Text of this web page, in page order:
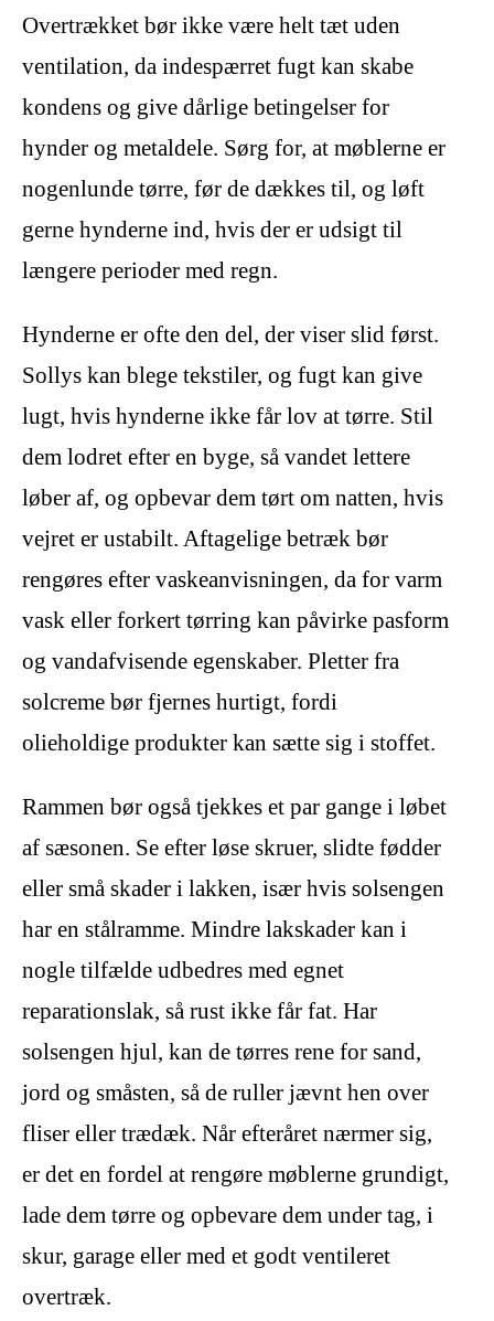
Overtrækket bør ikke være helt tæt uden
ventilation, da indespærret fugt kan skabe
kondens og give dårlige betingelser for
hynder og metaldele. Sørg for, at møblerne er
nogenlunde tørre, før de dækkes til, og løft
gerne hynderne ind, hvis der er udsigt til
længere perioder med regn.
Hynderne er ofte den del, der viser slid først.
Sollys kan blege tekstiler, og fugt kan give
lugt, hvis hynderne ikke får lov at tørre. Stil
dem lodret efter en byge, så vandet lettere
løber af, og opbevar dem tørt om natten, hvis
vejret er ustabilt. Aftagelige betræk bør
rengøres efter vaskeanvisningen, da for varm
vask eller forkert tørring kan påvirke pasform
og vandafvisende egenskaber. Pletter fra
solcreme bør fjernes hurtigt, fordi
olieholdige produkter kan sætte sig i stoffet.
Rammen bør også tjekkes et par gange i løbet
af sæsonen. Se efter løse skruer, slidte fødder
eller små skader i lakken, især hvis solsengen
har en stålramme. Mindre lakskader kan i
nogle tilfælde udbedres med egnet
reparationslak, så rust ikke får fat. Har
solsengen hjul, kan de tørres rene for sand,
jord og småsten, så de ruller jævnt hen over
fliser eller trædæk. Når efteråret nærmer sig,
er det en fordel at rengøre møblerne grundigt,
lade dem tørre og opbevare dem under tag, i
skur, garage eller med et godt ventileret
overtræk.